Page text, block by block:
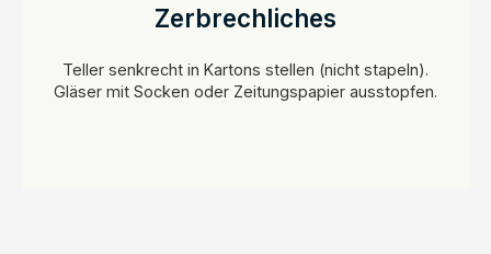
Zerbrechliches
Teller senkrecht in Kartons stellen (nicht stapeln).
Gläser mit Socken oder Zeitungspapier ausstopfen.